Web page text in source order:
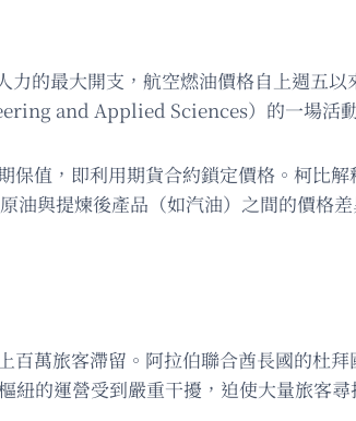
的最大開支，航空燃油價格自上週五
and Applied Sciences）的一場活動
保值，即利用期貨合約鎖定價格。柯比
油與提煉後產品（如汽油）之間的價格
百萬旅客滯留。阿拉伯聯合酋長國的
運營受到嚴重干擾，迫使大量旅客尋